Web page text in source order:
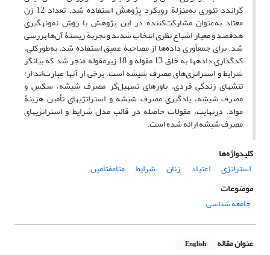
گراندد تئوری به‌منزلة رویکرد پژوهش استفاده شد. تعداد 12 زن
معتاد به‌عنوان مشارکت‌کننده در این پژوهش با روش نمونه‏گیری
هدفمند و معیار اشباع نظری انتخاب شدند و تجربة زیستۀ آن‌ها بررسی
شد. برای جمع‏آوری داده‌ها از مصاحبۀ عمیق استفاده شد. به‌طور‌کلی،
کدگذاری داده‏ها به خلق 13 مقوله و ‏18 زیرمقوله منجر شد که بیانگر
شرایط و استراتژی‌های مصرف شیشه است. برخی از آن‏ها عبارت‌اند از:
تنش‏های زندگی فردی، باورهای تسهیل‌گر مصرف شیشه، سکس و
مصرف شیشه، یادگیری مصرف شیشه و استراتژی‏های تأمین هزینۀ
مواد. در‌نهایت، مقولات حاصله در قالب مدل شرایط و استراتژی‏های
مصرف شیشه ارائه شده است.
کلیدواژه‌ها
استراتژی
اعتیاد زنان شرایط
متامفتامین
موضوعات
جامعه شناسی
عنوان مقاله English